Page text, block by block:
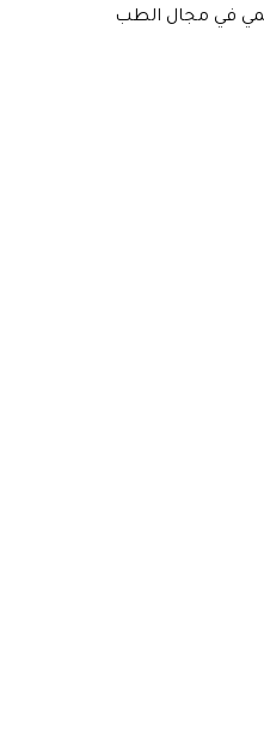
في مجال الطب